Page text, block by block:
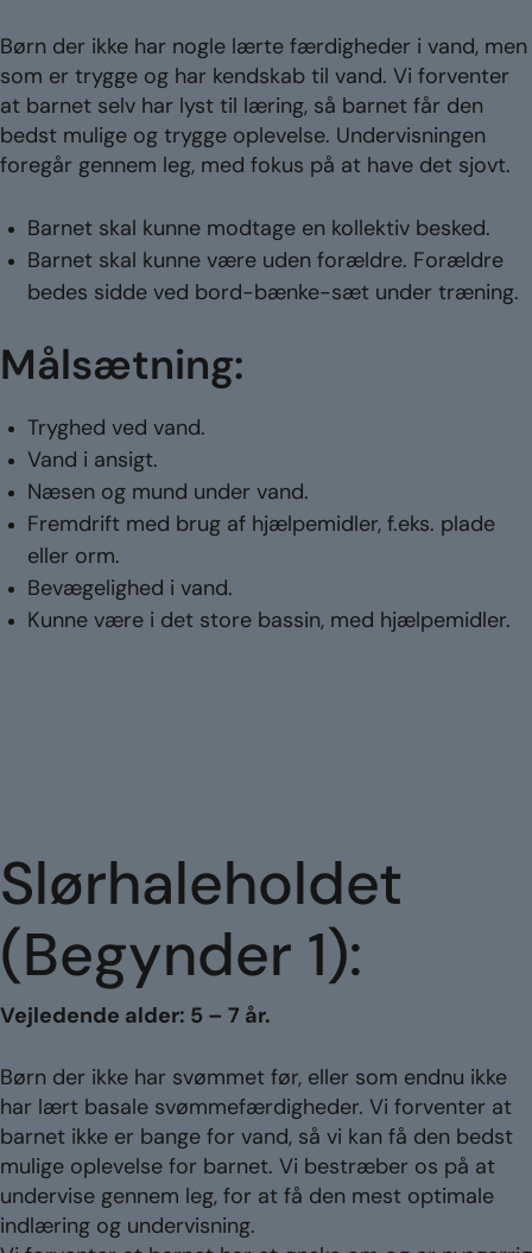
Børn der ikke har nogle lærte færdigheder i vand, men
som er trygge og har kendskab til vand. Vi forventer
at barnet selv har lyst til læring, så barnet får den
bedst mulige og trygge oplevelse. Undervisningen
foregår gennem leg, med fokus på at have det sjovt.
Barnet skal kunne modtage en kollektiv besked.
Barnet skal kunne være uden forældre. Forældre
bedes sidde ved bord-bænke-sæt under træning.
Målsætning:
Tryghed ved vand.
Vand i ansigt.
Næsen og mund under vand.
Fremdrift med brug af hjælpemidler, f.eks. plade
eller orm.
Bevægelighed i vand.
Kunne være i det store bassin, med hjælpemidler.
Slørhaleholdet
(Begynder 1):
Vejledende alder: 5 – 7 år.
Børn der ikke har svømmet før, eller som endnu ikke
har lært basale svømmefærdigheder. Vi forventer at
barnet ikke er bange for vand, så vi kan få den bedst
mulige oplevelse for barnet. Vi bestræber os på at
undervise gennem leg, for at få den mest optimale
indlæring og undervisning.